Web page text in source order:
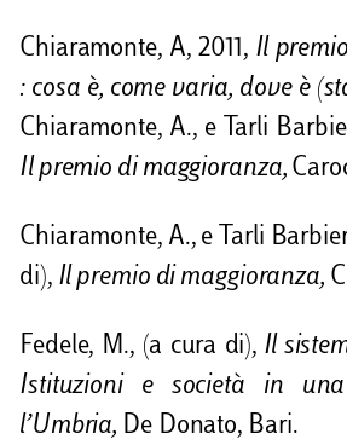
Chiaramonte, A, 2011, Il
: cosa è, come varia, dove è
Chiaramonte, A., e Tarli
Il premio di maggioranza,
Chiaramonte, A., e Tarli
di), Il premio di maggioranza,
Fedele, M., (a cura di), Il
Istituzioni e società in
l’Umbria, De Donato, Bari.